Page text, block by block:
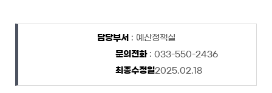
담당자 정보
담당부서 : 예산정책실
문의전화: 033-550-2436
최종수정일2025.02.18